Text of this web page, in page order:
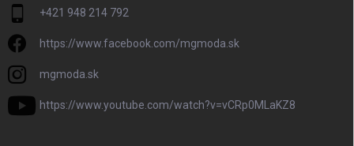
+421 948 214 792
https://www.facebook.com/mgmoda.sk
mgmoda.sk
https://www.youtube.com/watch?v=vCRp0MLaKZ8